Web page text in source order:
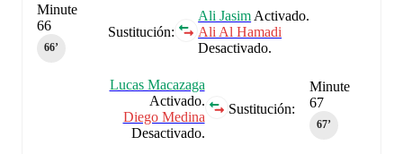
Sustitución:
Ali Jasim Activado.
Ali Al Hamadi
Desactivado.
Minute
66
66‎’‎
Minute
67
67‎’‎
Sustitución:
Lucas Macazaga
Activado.
Diego Medina
Desactivado.